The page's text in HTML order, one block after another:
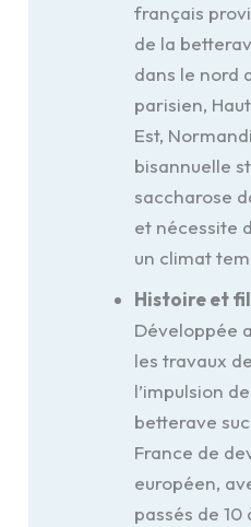
français
de la
dans le nord
parisien,
Est,
bisannuelle
saccharose
et nécessite
un climat
Histoire et
Développée
les travaux
l’impulsion
betterave
France de
européen,
passés de